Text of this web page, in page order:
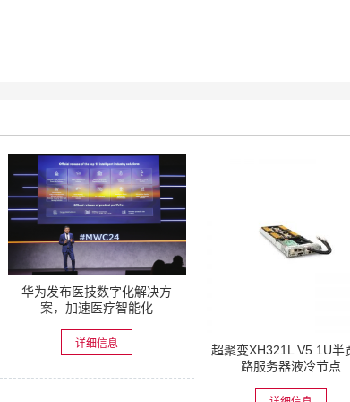
华为发布医技数字化解决方
案，加速医疗智能化
详细信息
超聚变XH321L V5 1U半
路服务器液冷节点